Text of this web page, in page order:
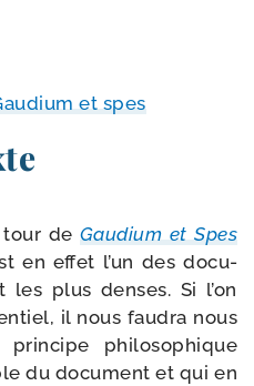
et spes
de Gaudium et Spes
en effet l’un des docu­
plus denses. Si l’on
il nous fau­dra nous
phi­lo­so­phique
du docu­ment et qui en